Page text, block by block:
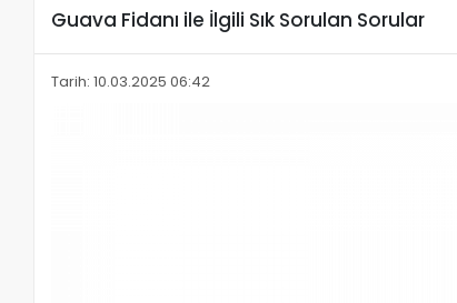
Guava Fidanı ile İlgili Sık Sorulan Sorular
Tarih: 10.03.2025 06:42